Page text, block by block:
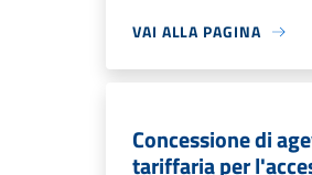
VAI ALLA PAGINA
Concessione di
tariffaria per